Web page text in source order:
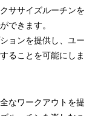
ササイズルーチンを
できます。
ョンを提供し、ユー
ることを可能にしま
なワークアウトを提